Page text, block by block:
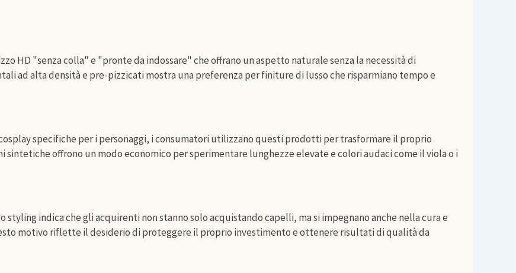
HD "senza colla" e "pronte da indossare" che offrano un aspetto naturale senza la necessità di
ad alta densità e pre-pizzicati mostra una preferenza per finiture di lusso che risparmiano tempo e
specifiche per i personaggi, i consumatori utilizzano questi prodotti per trasformare il proprio
offrono un modo economico per sperimentare lunghezze elevate e colori audaci come il viola o i
indica che gli acquirenti non stanno solo acquistando capelli, ma si impegnano anche nella cura e
motivo riflette il desiderio di proteggere il proprio investimento e ottenere risultati di qualità da